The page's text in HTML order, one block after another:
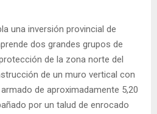
una inversión provincial de
dos grandes grupos de
de la zona norte del
de un muro vertical con
de aproximadamente 5,20
por un talud de enrocado